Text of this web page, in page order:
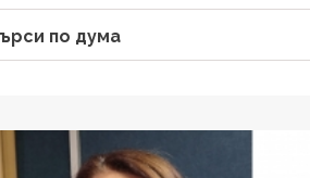
по дума